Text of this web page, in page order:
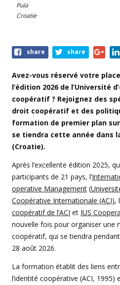
Pula
Croatie
Share
event
share share
Avez-vous réservé votre
l’édition 2026 de l’Université
coopératif ? Rejoignez des
droit coopératif et des
formation de premier plan
se tiendra cette année dans
(Croatie).
Après l’excellente édition 2025,
participants de 21 pays, l’
operative Management (
Coopérative Internationale (ACI),
coopératif de l’ACI et IUS
nouvelle fois pour organiser une
coopératif, qui se tiendra
28 août 2026.
La formation établit des liens
l’identité coopérative (ACI, 1995)